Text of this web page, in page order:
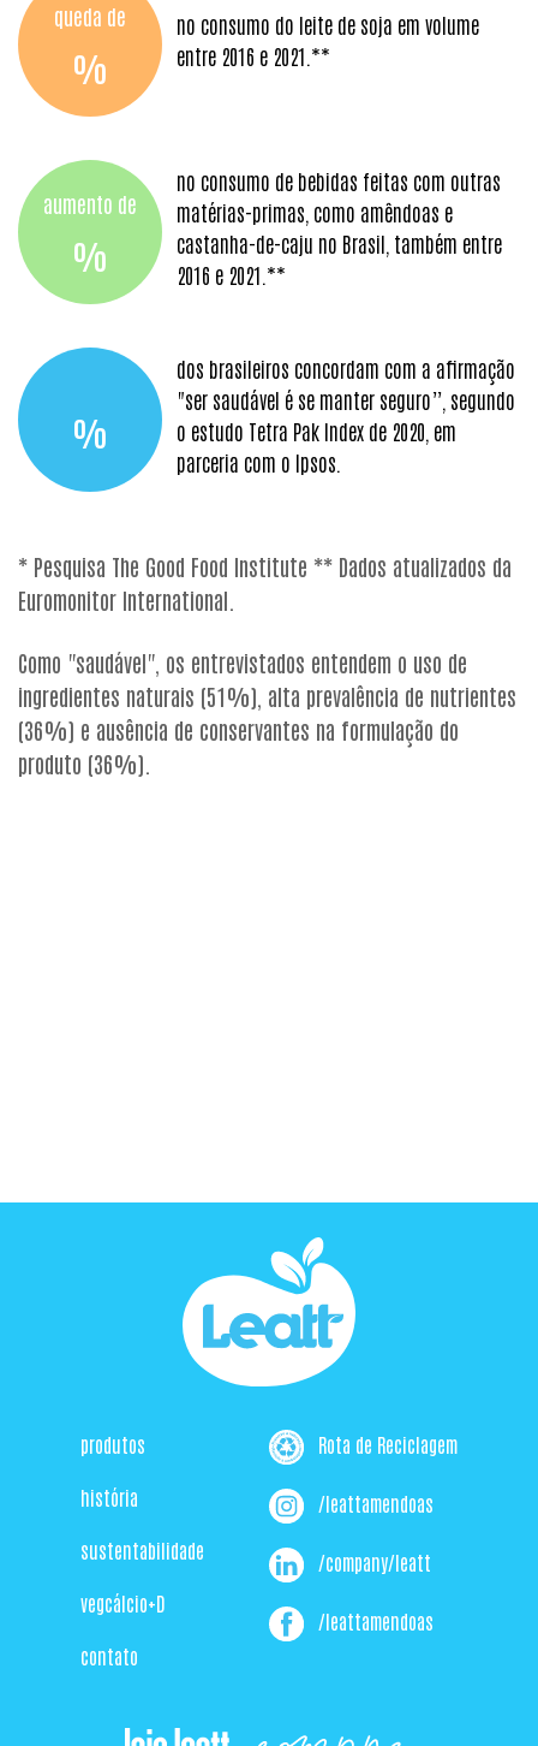
queda de
%
no consumo do leite de soja em volume
entre 2016 e 2021.**
aumento de
%
no consumo de bebidas feitas com outras
matérias-primas, como amêndoas e
castanha-de-caju no Brasil, também entre
2016 e 2021.**
%
dos brasileiros concordam com a afirmação
"ser saudável é se manter seguro”, segundo
o estudo Tetra Pak Index de 2020, em
parceria com o Ipsos.
* Pesquisa The Good Food Institute ** Dados atualizados da
Euromonitor International.
Como "saudável", os entrevistados entendem o uso de
ingredientes naturais (51%), alta prevalência de nutrientes
(36%) e ausência de conservantes na formulação do
produto (36%).
produtos
história
sustentabilidade
vegcálcio+D
contato
Rota de Reciclagem
/leattamendoas
/company/leatt
/leattamendoas